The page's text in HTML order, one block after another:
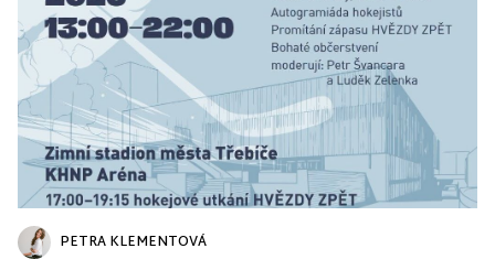
PETRA KLEMENTOVÁ